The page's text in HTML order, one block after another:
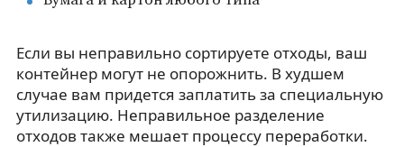
Если вы неправильно сортируете отходы, ваш
контейнер могут не опорожнить. В худшем
случае вам придется заплатить за специальную
утилизацию. Неправильное разделение
отходов также мешает процессу переработки.